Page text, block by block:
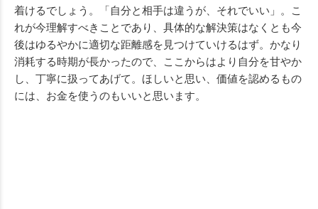
着けるでしょう。「自分と相手は違うが、それでいい」。こ
れが今理解すべきことであり、具体的な解決策はなくとも今
後はゆるやかに適切な距離感を見つけていけるはず。かなり
消耗する時期が長かったので、ここからはより自分を甘やか
し、丁寧に扱ってあげて。ほしいと思い、価値を認めるもの
には、お金を使うのもいいと思います。